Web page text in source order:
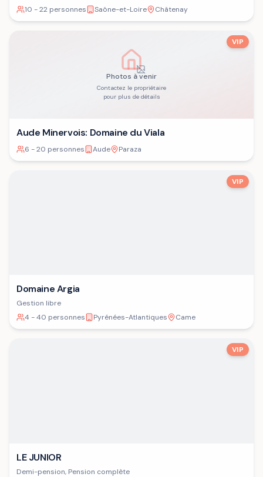
10 - 22 personnes
Saône-et-Loire Châtenay
Photos à venir
Contactez le propriétaire
pour plus de détails
VIP
Aude Minervois: Domaine du Viala
6 - 20 personnes Aude Paraza
VIP
Domaine Argia
Gestion libre
4 - 40 personnes
Pyrénées-Atlantiques Came
VIP
LE JUNIOR
Demi-pension, Pension complète